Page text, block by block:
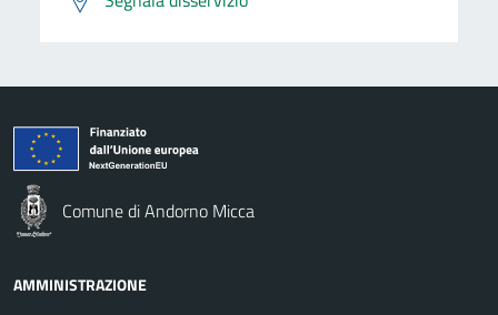
Comune di Andorno Micca
AMMINISTRAZIONE